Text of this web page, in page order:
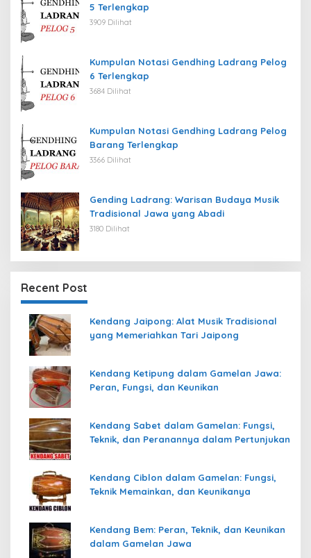
5 Terlengkap
3909 Dilihat
Kumpulan Notasi Gendhing Ladrang Pelog
6 Terlengkap
3684 Dilihat
Kumpulan Notasi Gendhing Ladrang Pelog
Barang Terlengkap
3366 Dilihat
Gending Ladrang: Warisan Budaya Musik
Tradisional Jawa yang Abadi
3180 Dilihat
Recent Post
Kendang Jaipong: Alat Musik Tradisional
yang Memeriahkan Tari Jaipong
Kendang Ketipung dalam Gamelan Jawa:
Peran, Fungsi, dan Keunikan
Kendang Sabet dalam Gamelan: Fungsi,
Teknik, dan Peranannya dalam Pertunjukan
Kendang Ciblon dalam Gamelan: Fungsi,
Teknik Memainkan, dan Keunikanya
Kendang Bem: Peran, Teknik, dan Keunikan
dalam Gamelan Jawa